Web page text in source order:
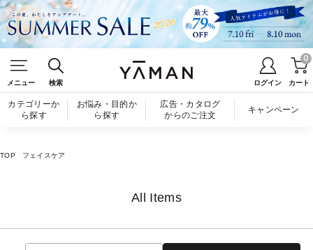
メニュー 検索 ログイン カート
0
カテゴリーか
ら探す
お悩み・目的か
ら探す
広告・カタログ
からのご注文
キャンペーン
TOP フェイスケア
All Items